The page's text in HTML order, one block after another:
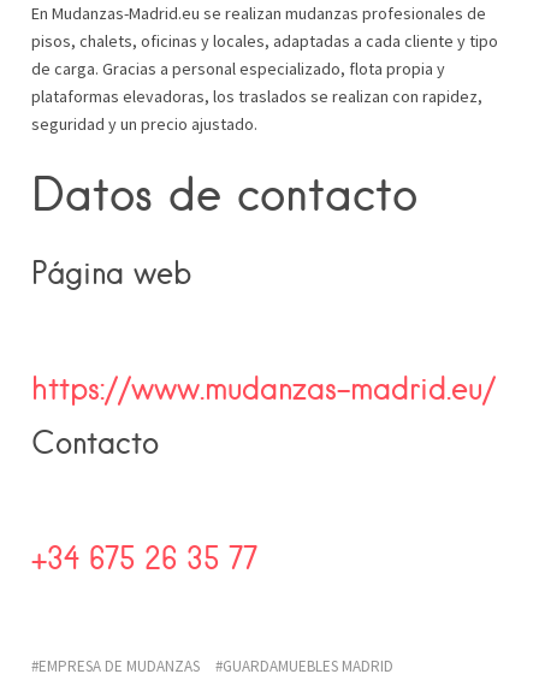
En Mudanzas-Madrid.eu se realizan mudanzas profesionales de
pisos, chalets, oficinas y locales, adaptadas a cada cliente y tipo
de carga. Gracias a personal especializado, flota propia y
plataformas elevadoras, los traslados se realizan con rapidez,
seguridad y un precio ajustado.
Datos de contacto
Página web
https://www.mudanzas-madrid.eu/
Contacto
+34 675 26 35 77
EMPRESA DE MUDANZAS
GUARDAMUEBLES MADRID